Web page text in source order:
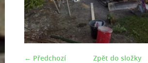
← Předchozí Zpět do složky